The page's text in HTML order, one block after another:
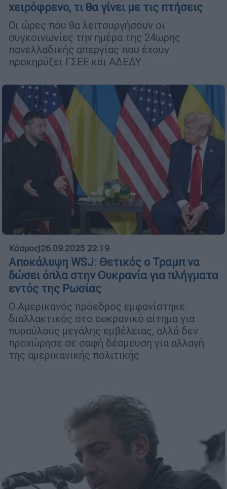
χειρόφρενο, τι θα γίνει με τις πτήσεις
Οι ώρες που θα λειτουργήσουν οι
συγκοινωνίες την ημέρα της 24ωρης
πανελλαδικής απεργίας που έχουν
προκηρύξει ΓΣΕΕ και ΑΔΕΔΥ
Κόσμος|26.09.2025 22:19
Αποκάλυψη WSJ: Θετικός ο Τραμπ να
δώσει όπλα στην Ουκρανία για πλήγματα
εντός της Ρωσίας
Ο Αμερικανός πρόεδρος εμφανίστηκε
διαλλακτικός στο ουκρανικό αίτημα για
πυραύλους μεγάλης εμβέλειας, αλλά δεν
προχώρησε σε σαφή δέσμευση για αλλαγή
της αμερικανικής πολιτικής